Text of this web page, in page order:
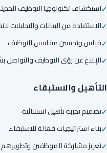
استكشاف تكنولوجيا التوظيف
الاستفادة من البيانات والتحليلات
قياس وتحسين مقاييس التوظيف
الإبلاغ عن رؤى التوظيف والتواصل
التأهيل والاستبقاء
تصميم تجربة تأهيل استثنائية
بناء استراتيجيات فعالة للاستبقاء
تعزيز مشاركة الموظفين وتطويرهم